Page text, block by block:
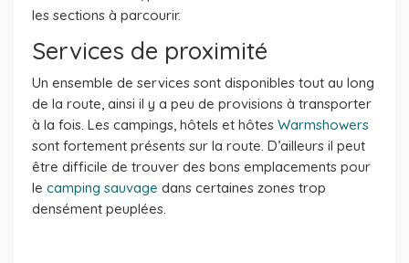
les sections à parcourir.
Services de proximité
Un ensemble de services sont disponibles tout au long
de la route, ainsi il y a peu de provisions à transporter
à la fois. Les campings, hôtels et hôtes Warmshowers
sont fortement présents sur la route. D’ailleurs il peut
être difficile de trouver des bons emplacements pour
le camping sauvage dans certaines zones trop
densément peuplées.